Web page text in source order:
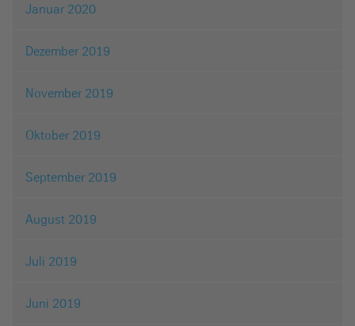
Januar 2020
Dezember 2019
November 2019
Oktober 2019
September 2019
August 2019
Juli 2019
Juni 2019